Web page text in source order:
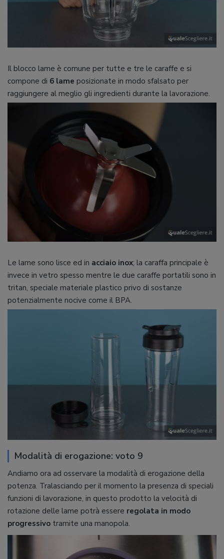
Il blocco lame è comune per tutte e tre le caraffe e si
compone di 6 lame posizionate in modo sfalsato per
raggiungere al meglio gli ingredienti durante la lavorazione.
Le lame sono lisce ed in acciaio inox; la caraffa principale è
invece in vetro spesso mentre le due caraffe portatili sono in
tritan, speciale materiale plastico privo di sostanze
potenzialmente nocive come il BPA.
Modalità di erogazione: voto 9
Andiamo ora ad osservare la modalità di erogazione della
potenza. Tralasciando per il momento la presenza di speciali
funzioni di lavorazione, in questo prodotto la velocità di
rotazione delle lame potrà essere regolata in modo
progressivo tramite una manopola.